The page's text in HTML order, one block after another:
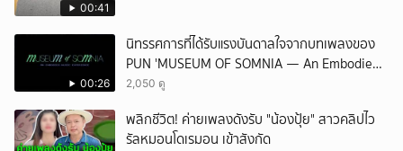
00:41
00:26
นิทรรศการที่ได้รับแรงบันดาลใจจากบทเพลงของ
PUN 'MUSEUM OF SOMNIA — An Embodied
Music Experience'
2,050 ดู
พลิกชีวิต! ค่ายเพลงดังรับ "น้องปุ้ย" สาวคลิปไว
รัลหมอนโดเรมอน เข้าสังกัด